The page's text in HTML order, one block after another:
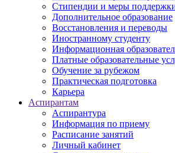
Стипендии и меры
Дополнительное образование
Восстановления и переводы
Иностранному студенту
Информационная
Платные образовательные
Обучение за рубежом
Практическая подготовка
Карьера
Аспирантам
Аспирантура
Информация по приему
Расписание занятий
Личный кабинет